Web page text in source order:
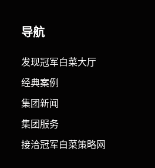
导航
发现冠军白菜大厅
经典案例
集团新闻
集团服务
接洽冠军白菜策略网